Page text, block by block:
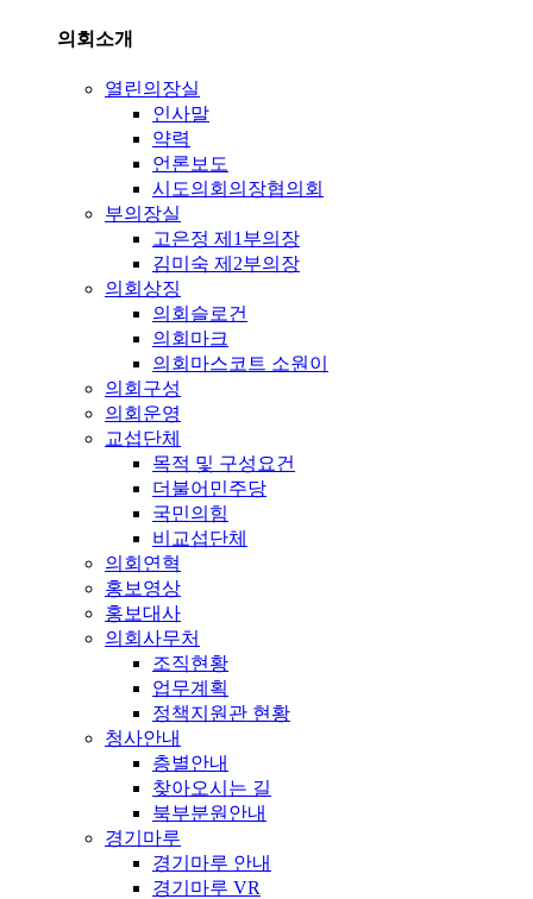
의회소개
열린의장실
인사말
약력
언론보도
시도의회의장협의회
부의장실
고은정 제1부의장
김미숙 제2부의장
의회상징
의회슬로건
의회마크
의회마스코트 소원이
의회구성
의회운영
교섭단체
목적 및 구성요건
더불어민주당
국민의힘
비교섭단체
의회연혁
홍보영상
홍보대사
의회사무처
조직현황
업무계획
정책지원관 현황
청사안내
층별안내
찾아오시는 길
북부분원안내
경기마루
경기마루 안내
경기마루 VR